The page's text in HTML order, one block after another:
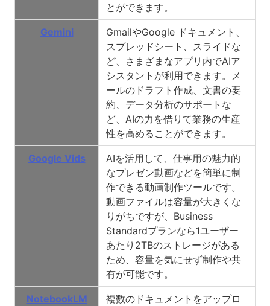
とができます。
Gemini
GmailやGoogle ドキュメント、
スプレッドシート、スライドな
ど、さまざまなアプリ内でAIア
シスタントが利用できます。メ
ールのドラフト作成、文書の要
約、データ分析のサポートな
ど、AIの力を借りて業務の生産
性を高めることができます。
Google Vids
AIを活用して、仕事用の魅力的
なプレゼン動画などを簡単に制
作できる動画制作ツールです。
動画ファイルは容量が大きくな
りがちですが、Business
Standardプランなら1ユーザー
あたり2TBのストレージがある
ため、容量を気にせず制作や共
有が可能です。
NotebookLM
複数のドキュメントをアップロ